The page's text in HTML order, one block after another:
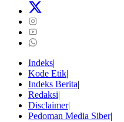
Indeks
Kode Etik
Indeks Berita
Redaksi
Disclaimer
Pedoman Media Siber